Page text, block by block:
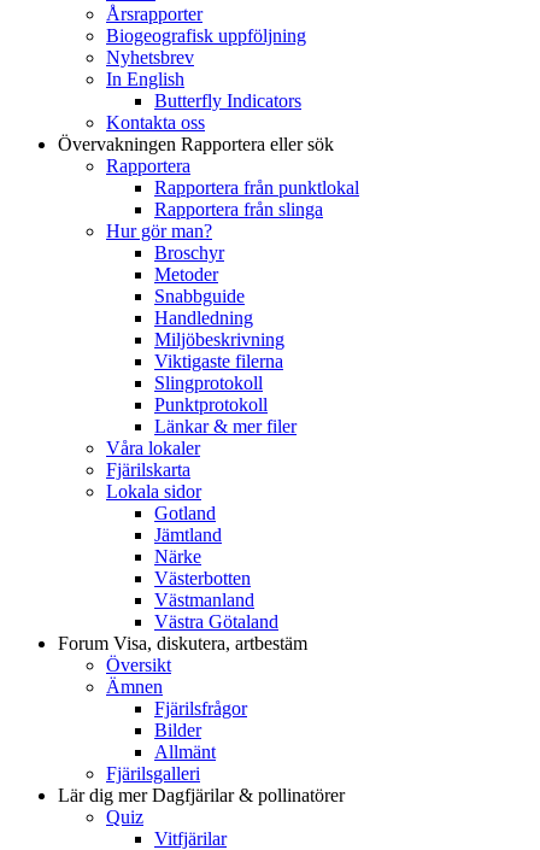
Årsrapporter
Biogeografisk uppföljning
Nyhetsbrev
In English
Butterfly Indicators
Kontakta oss
Övervakningen Rapportera eller sök
Rapportera
Rapportera från punktlokal
Rapportera från slinga
Hur gör man?
Broschyr
Metoder
Snabbguide
Handledning
Miljöbeskrivning
Viktigaste filerna
Slingprotokoll
Punktprotokoll
Länkar & mer filer
Våra lokaler
Fjärilskarta
Lokala sidor
Gotland
Jämtland
Närke
Västerbotten
Västmanland
Västra Götaland
Forum Visa, diskutera, artbestäm
Översikt
Ämnen
Fjärilsfrågor
Bilder
Allmänt
Fjärilsgalleri
Lär dig merDagfjärilar & pollinatörer
Quiz
Vitfjärilar